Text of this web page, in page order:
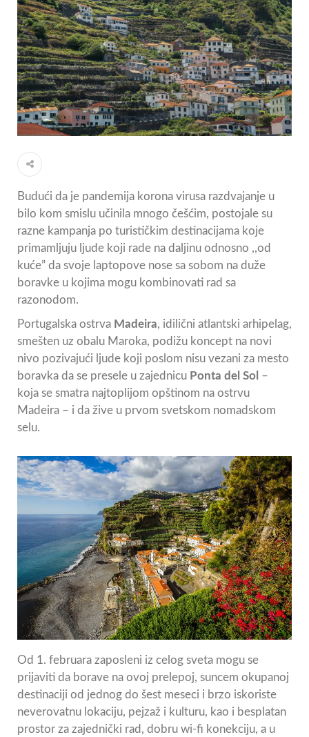
Budući da je pandemija korona virusa razdvajanje u
bilo kom smislu učinila mnogo češćim, postojale su
razne kampanja po turističkim destinacijama koje
primamljuju ljude koji rade na daljinu odnosno ,,od
kuće” da svoje laptopove nose sa sobom na duže
boravke u kojima mogu kombinovati rad sa
razonodom.
Portugalska ostrva Madeira, idilični atlantski arhipelag,
smešten uz obalu Maroka, podižu koncept na novi
nivo pozivajući ljude koji poslom nisu vezani za mesto
boravka da se presele u zajednicu Ponta del Sol –
koja se smatra najtoplijom opštinom na ostrvu
Madeira – i da žive u prvom svetskom nomadskom
selu.
Od 1. februara zaposleni iz celog sveta mogu se
prijaviti da borave na ovoj prelepoj, suncem okupanoj
destinaciji od jednog do šest meseci i brzo iskoriste
neverovatnu lokaciju, pejzaž i kulturu, kao i besplatan
prostor za zajednički rad, dobru wi-fi konekciju, a u